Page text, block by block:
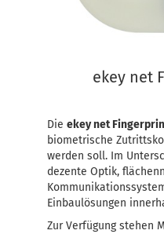
ekey net
Dieekey net
biometrische
werden soll. Im
dezente Optik,
Einbaulösungen
Zur Verfügung stehen